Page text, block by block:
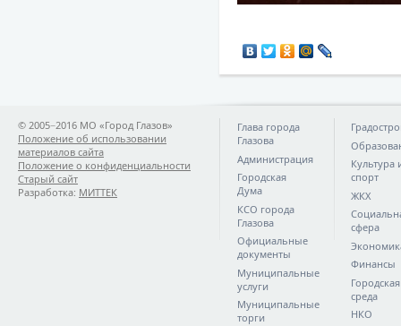
© 2005−2016 МО «Город Глазов»
Положение об использовании
материалов сайта
Положение о конфиденциальности
Старый сайт
Разработка: МИТТЕК
Глава города
Глазова
Администрация
Городская
Дума
КСО города
Глазова
Официальные
документы
Муниципальные
услуги
Муниципальные
торги
Культура
спорт
ЖКХ
сфера
Финансы
Городская
среда
НКО